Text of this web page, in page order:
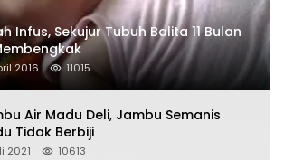
Infus, Sekujur Tubuh Balita 11 Bulan
2016 11015
Air Madu Deli, Jambu Semanis
Tidak Berbiji
2021 10613